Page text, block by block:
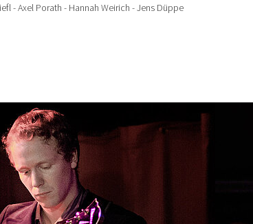
- Axel Porath - Hannah Weirich - Jens Düppe